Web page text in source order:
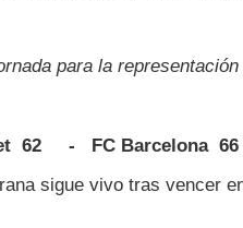
para la
62 - FC Barcelona 66
sigue vivo tras vencer